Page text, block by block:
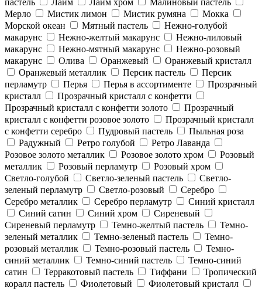
Мерло
Мистик лимон Мистик румяна
Мокка
Морской океан
Мятный пастель
Нежно-голубой
макарунс
Нежно-желтый макарунс
Нежно-лиловый
макарунс
Нежно-мятный макарунс
Нежно-розовый
макарунс
Олива Оранжевый
Оранжевый кристалл
Оранжевый металлик
Персик пастель
Персик
перламутр
Перья Перья в ассортименте
Прозрачный
кристалл
Прозрачный кристалл с конфетти
Прозрачный кристалл с конфетти золото
Прозрачный
кристалл с конфетти розовое золото
Прозрачный кристалл
с конфетти серебро
Пудровый пастель
Пыльная роза
Радужный
Ретро голубой
Ретро Лаванда
Розовое золото металлик
Розовое золото хром
Розовый
металлик
Розовый перламутр
Розовый хром
Светло-голубой
Светло-зеленый пастель
Светло-
зеленый перламутр
Светло-розовый
Серебро
Серебро металлик
Серебро перламутр
Синий кристалл
Синий сатин
Синий хром
Сиреневый
Сиреневый перламутр
Темно-желтый пастель
Темно-
зеленый металлик
Темно-зеленый пастель
Темно-
розовый металлик
Темно-розовый пастель
Темно-
синий металлик
Темно-синий пастель
Темно-синий
сатин
Терракотовый пастель Тиффани
Тропический
коралл пастель
Фиолетовый
Фиолетовый кристалл